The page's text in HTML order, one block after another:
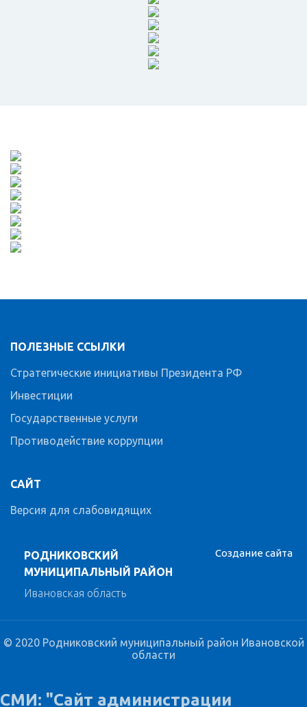
РОДНИКОВСКИЙ
МУНИЦИПАЛЬНЫЙ РАЙОН
Ивановская область
ПОЛЕЗНЫЕ ССЫЛКИ
Стратегические инициативы Президента РФ
Инвестиции
Государственные услуги
Противодействие коррупции
САЙТ
Версия для слабовидящих
Создание сайта
© 2020 Родниковский муниципальный район Ивановской
области
СМИ: "Сайт администрации